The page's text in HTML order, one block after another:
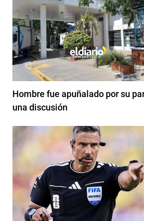
Hombre fue apuñalado por su
una discusión